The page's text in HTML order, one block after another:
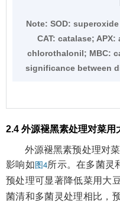
Note: SOD:
CAT: catalase;
chlorothalonil; MBC:
significance between
2.4 外源褪黑素处理对菜用
外源褪黑素预处理对
影响如 图4所示。在多菌灵
预处理可显著降低菜用大
菌清和多菌灵处理相比，